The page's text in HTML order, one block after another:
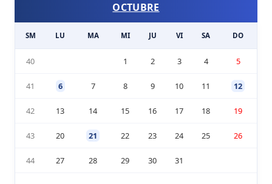
OCTUBRE
SM LU MA MI JU VI SA DO
40 1 2 3 4 5
41 6 7 8 9 10 11 12
42 13 14 15 16 17 18 19
43 20 21 22 23 24 25 26
44 27 28 29 30 31